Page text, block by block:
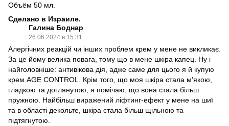
Объём 50 мл.
Сделано в Израиле.
Галина Боднар
26.06.2024 в 15:31
Алергічних реакцій чи інших проблем крем у мене не викликає.
За це йому велика повага, тому що в мене шкіра капец. Ну і
найголовніше: антивікова дія, адже саме для цього я й купую
крем AGE CONTROL. Крім того, що моя шкіра стала м'якою,
гладкою та доглянутою, я помічаю, що вона стала більш
пружною. Найбільш виражений ліфтинг-ефект у мене на шиї
та в області декольте, шкіра стала більш щільною та
підтягнутою.